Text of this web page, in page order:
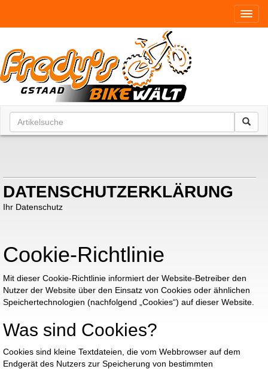
DATENSCHUTZERKLÄRUNG
Ihr Datenschutz
Cookie-Richtlinie
Mit dieser Cookie-Richtlinie informiert der Website-Betreiber den
Nutzer der Website über den Einsatz von Cookies oder ähnlichen
Speichertechnologien (nachfolgend „Cookies“) auf dieser Website.
Was sind Cookies?
Cookies sind kleine Textdateien, die vom Webbrowser auf dem
Endgerät des Nutzers zur Speicherung von bestimmten